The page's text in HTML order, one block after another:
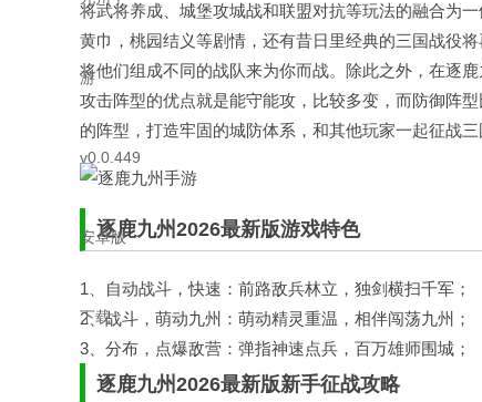
将武将养成、城堡攻城战和联盟对抗等玩法的融合为
黄巾，桃园结义等剧情，还有昔日里经典的三国战役
将他们组成不同的战队来为你而战。除此之外，在逐
攻击阵型的优点就是能守能攻，比较多变，而防御阵
的阵型，打造牢固的城防体系，和其他玩家一起征战
逐鹿九州2026最新版游戏特色
1、自动战斗，快速：前路敌兵林立，独剑横扫千军；
2、战斗，萌动九州：萌动精灵重温，相伴闯荡九州；
3、分布，点爆敌营：弹指神速点兵，百万雄师围城；
逐鹿九州2026最新版新手征战攻略